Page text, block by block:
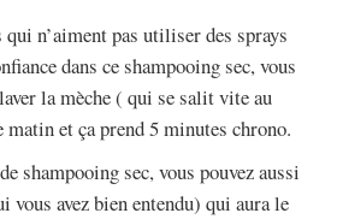
qui n’aiment pas utiliser des sprays
dans ce shampooing sec, vous
la mèche ( qui se salit vite au
et ça prend 5 minutes chrono.
shampooing sec, vous pouvez aussi
avez bien entendu) qui aura le